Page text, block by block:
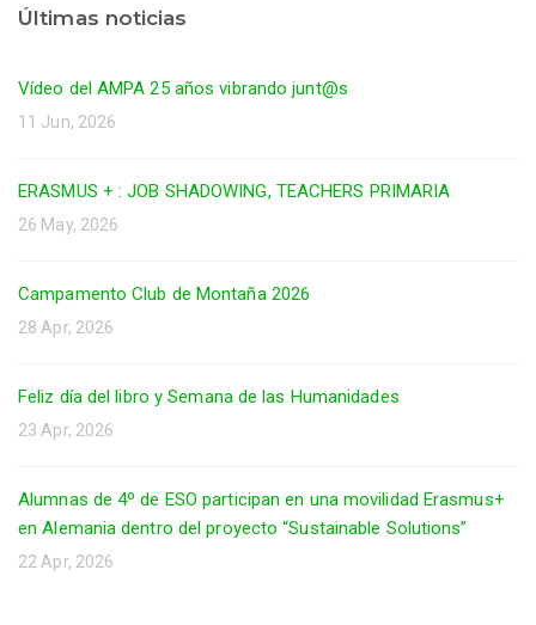
Últimas noticias
Vídeo del AMPA 25 años vibrando junt@s
11 Jun, 2026
ERASMUS + : JOB SHADOWING, TEACHERS PRIMARIA
26 May, 2026
Campamento Club de Montaña 2026
28 Apr, 2026
Feliz día del libro y Semana de las Humanidades
23 Apr, 2026
Alumnas de 4º de ESO participan en una movilidad Erasmus+
en Alemania dentro del proyecto “Sustainable Solutions”
22 Apr, 2026